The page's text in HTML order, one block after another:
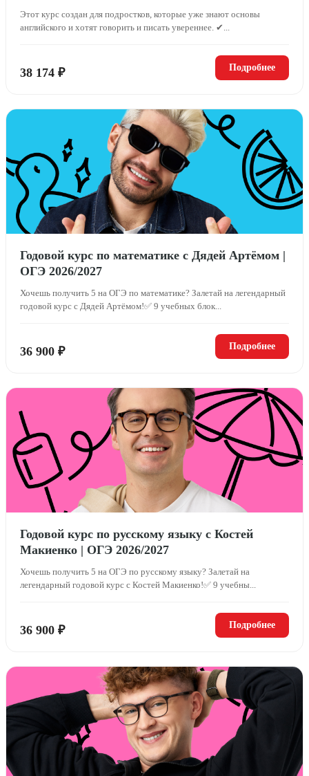
Этот курс создан для подростков, которые уже знают основы
английского и хотят говорить и писать увереннее. ✔...
38 174 ₽ Подробнее
Годовой курс по математике с Дядей Артёмом |
ОГЭ 2026/2027
Хочешь получить 5 на ОГЭ по математике? Залетай на легендарный
годовой курс с Дядей Артёмом!✅ 9 учебных блок...
36 900 ₽ Подробнее
Годовой курс по русскому языку с Костей
Макиенко | ОГЭ 2026/2027
Хочешь получить 5 на ОГЭ по русскому языку? Залетай на
легендарный годовой курс с Костей Макиенко!✅ 9 учебны...
36 900 ₽ Подробнее